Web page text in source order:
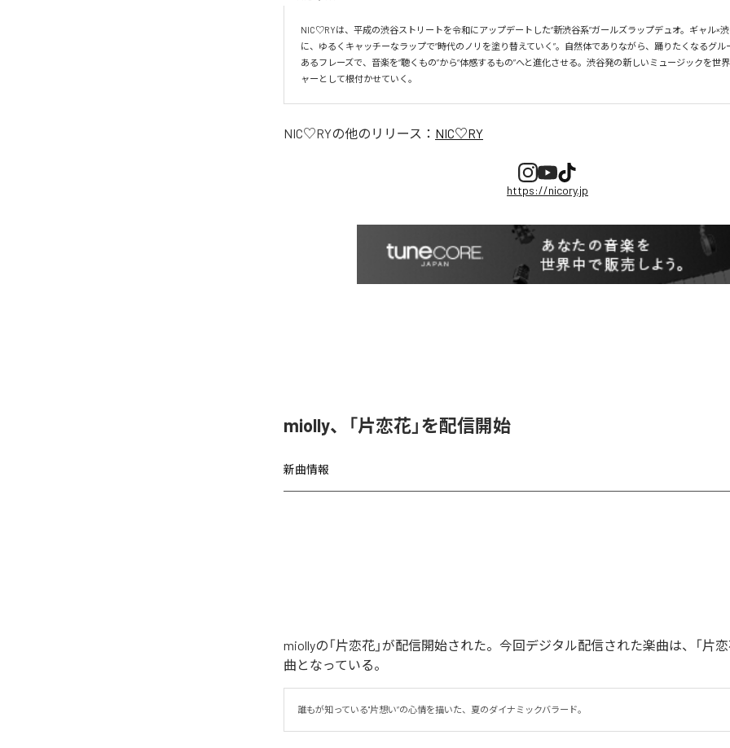
NIC♡RYは、平成の渋谷ストリートを令和にアップデートした“新渋谷系”ガールズラップデュオ。ギャル×
に、ゆるくキャッチーなラップで“時代のノリを塗り替えていく”。自然体でありながら、踊りたくなるグル
あるフレーズで、音楽を“聴くもの”から“体感するもの”へと進化させる。渋谷発の新しいミュージックを世
ャーとして根付かせていく。
NIC♡RYの他のリリース： NIC♡RY
https://nicory.jp
miolly、「片恋花」を配信開始
新曲情報
miollyの「片恋花」が配信開始された。今回デジタル配信された楽曲は、「片恋
曲となっている。
誰もが知っている"片想い”の心情を描いた、夏のダイナミックバラード。